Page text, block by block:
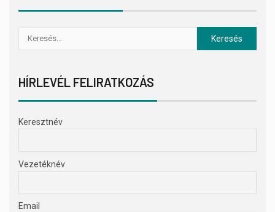
HÍRLEVÉL FELIRATKOZÁS
Keresztnév
Vezetéknév
Email